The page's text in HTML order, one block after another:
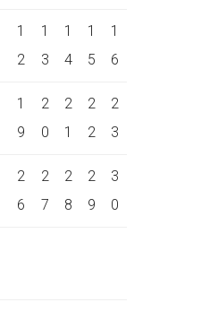
1
2
1
3
1
4
1
5
1
6
1
9
2
0
2
1
2
2
2
3
2
6
2
7
2
8
2
9
3
0